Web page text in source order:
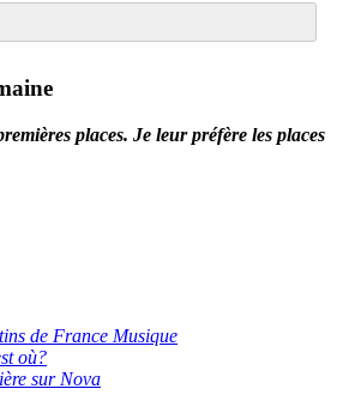
places. Je leur préfère les places
de France Musique
où?
sur Nova